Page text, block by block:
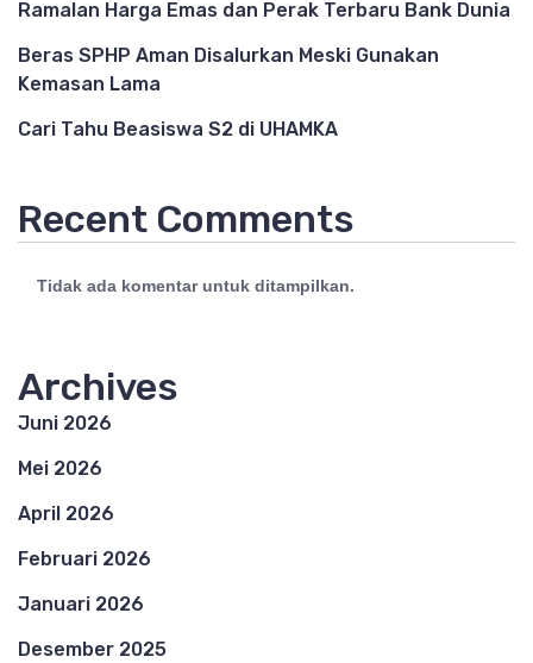
Ramalan Harga Emas dan Perak Terbaru Bank Dunia
Beras SPHP Aman Disalurkan Meski Gunakan
Kemasan Lama
Cari Tahu Beasiswa S2 di UHAMKA
Recent Comments
Tidak ada komentar untuk ditampilkan.
Archives
Juni 2026
Mei 2026
April 2026
Februari 2026
Januari 2026
Desember 2025